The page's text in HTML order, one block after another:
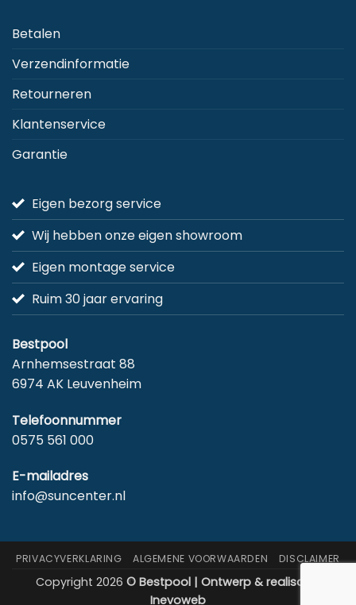
Betalen
Verzendinformatie
Retourneren
Klantenservice
Garantie
Eigen bezorg service
Wij hebben onze eigen showroom
Eigen montage service
Ruim 30 jaar ervaring
Bestpool
Arnhemsestraat 88
6974 AK Leuvenheim
Telefoonnummer
0575 561 000
E-mailadres
info@suncenter.nl
PRIVACYVERKLARING ALGEMENE VOORWAARDEN DISCLAIMER
Copyright 2026 © Bestpool | Ontwerp & realisatie:
Inevoweb